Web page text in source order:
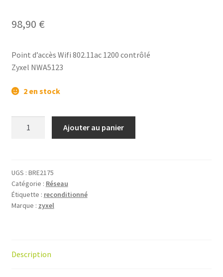
98,90 €
Point d’accès Wifi 802.11ac 1200 contrôlé
Zyxel NWA5123
2 en stock
Ajouter au panier
UGS : BRE2175
Catégorie : Réseau
Étiquette : reconditionné
Marque : zyxel
Description